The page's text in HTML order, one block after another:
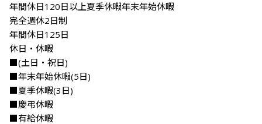
年間休日120日以上夏季休暇年末年始休暇
完全週休2日制
年間休日125日
休日・休暇
■(土日・祝日)
■年末年始休暇(5日)
■夏季休暇(3日)
■慶弔休暇
■有給休暇